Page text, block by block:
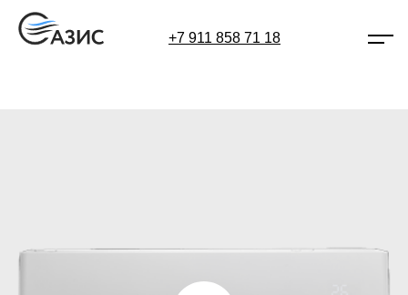
+7 911 858 71 18